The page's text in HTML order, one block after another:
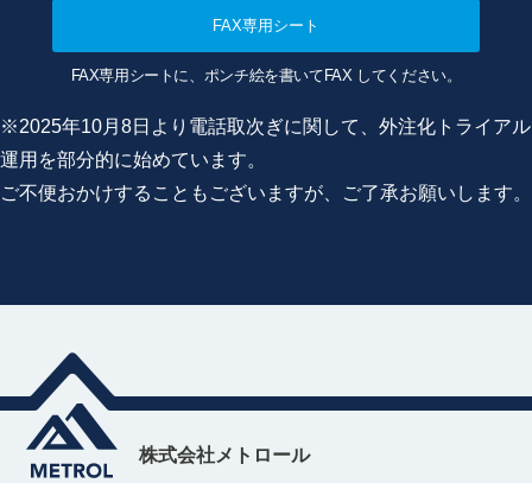
FAX専用シート
FAX専用シートに、ポンチ絵を書いてFAX してください。
※2025年10月8日より電話取次ぎに関して、外注化トライアル
運用を部分的に始めています。
ご不便おかけすることもございますが、ご了承お願いします。
株式会社メトロール